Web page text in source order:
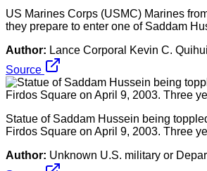
US Marines Corps (USMC) Marines
they prepare to enter one of Saddam
Author: Lance Corporal Kevin C.
Source
Statue of Saddam Hussein being
Firdos Square on April 9, 2003. Three
Author: Unknown U.S. military or